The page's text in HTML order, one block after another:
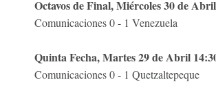
Octavos de Final, Miércoles 30 de
Comunicaciones 0 - 1 Venezuela
Quinta Fecha, Martes 29 de Abril
Comunicaciones 0 - 1 Quetzaltepeque